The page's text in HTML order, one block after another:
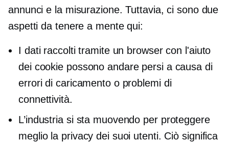
annunci e la misurazione. Tuttavia, ci sono due
aspetti da tenere a mente qui:
I dati raccolti tramite un browser con l'aiuto
dei cookie possono andare persi a causa di
errori di caricamento o problemi di
connettività.
L’industria si sta muovendo per proteggere
meglio la privacy dei suoi utenti. Ciò significa